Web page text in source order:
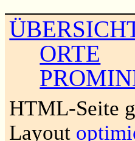
ORTE
HTML-Seite
Layout